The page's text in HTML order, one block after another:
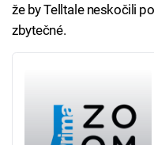
že by Telltale neskočili
zbytečné.